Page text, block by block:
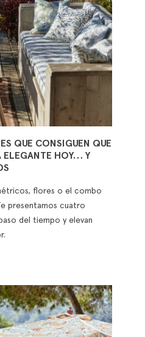
QUE CONSIGUEN QUE
ELEGANTE HOY… Y
flores o el combo
presentamos cuatro
del tiempo y elevan